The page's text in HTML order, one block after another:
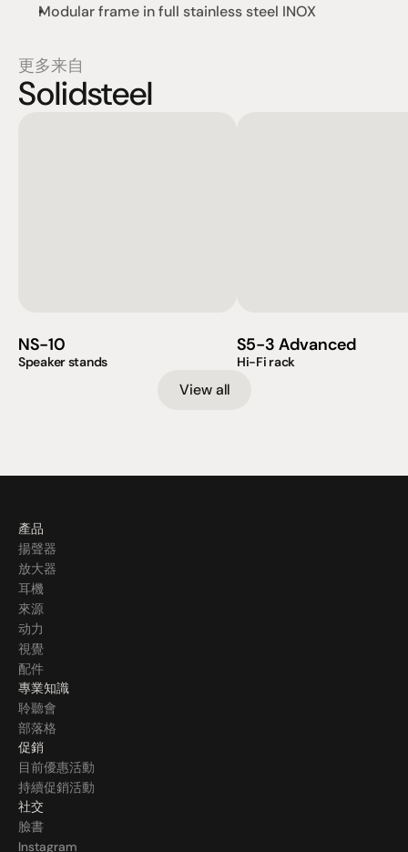
Modular frame in full stainless steel INOX
更多来自
Solidsteel
NS-10
Speaker stands
S5-3 Advanced
Hi-Fi rack
View all
產品
揚聲器
放大器
耳機
來源
动力
視覺
配件
專業知識
聆聽會
部落格
促銷
目前優惠活動
持續促銷活動
社交
臉書
Instagram